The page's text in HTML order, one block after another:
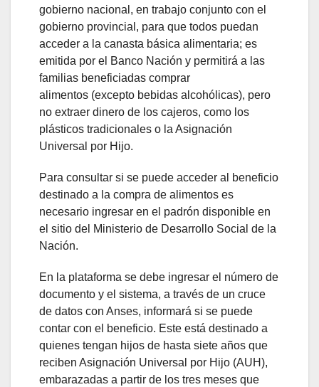
gobierno nacional, en trabajo conjunto con el
gobierno provincial, para que todos puedan
acceder a la canasta básica alimentaria; es
emitida por el Banco Nación y permitirá a las
familias beneficiadas comprar
alimentos (excepto bebidas alcohólicas), pero
no extraer dinero de los cajeros, como los
plásticos tradicionales o la Asignación
Universal por Hijo.
Para consultar si se puede acceder al beneficio
destinado a la compra de alimentos es
necesario ingresar en el padrón disponible en
el sitio del Ministerio de Desarrollo Social de la
Nación.
En la plataforma se debe ingresar el número de
documento y el sistema, a través de un cruce
de datos con Anses, informará si se puede
contar con el beneficio. Este está destinado a
quienes tengan hijos de hasta siete años que
reciben Asignación Universal por Hijo (AUH),
embarazadas a partir de los tres meses que